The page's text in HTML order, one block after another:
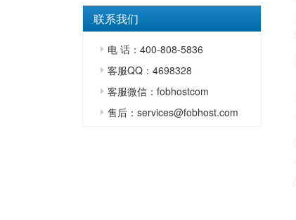
联系我们
电 话：400-808-5836
客服QQ：4698328
客服微信：fobhostcom
售后：services@fobhost.com